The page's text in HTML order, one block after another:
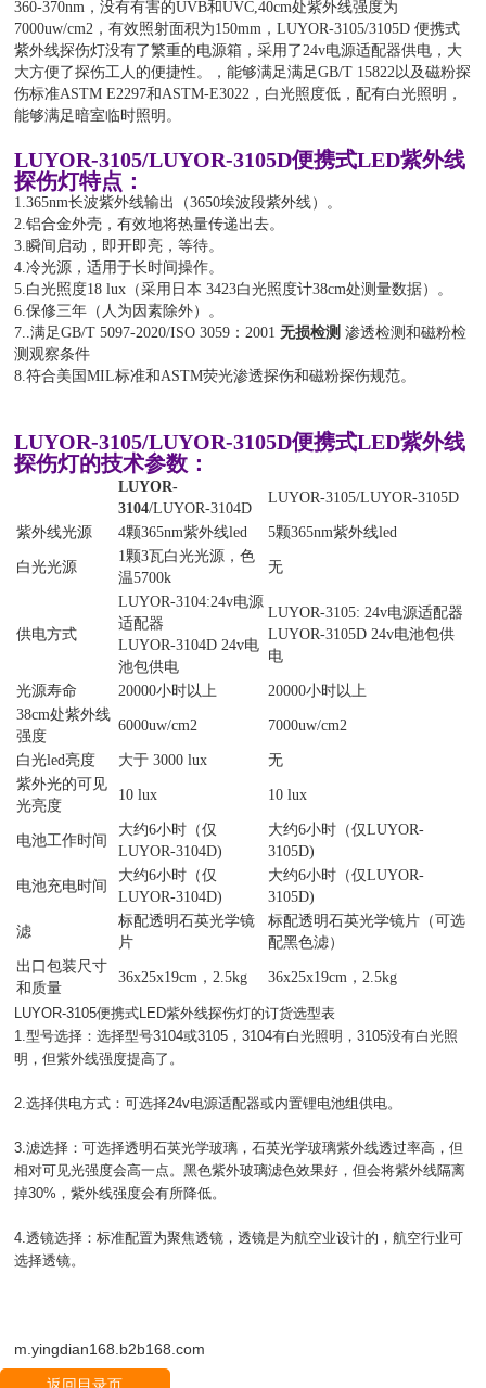
360-370nm，没有有害的UVB和UVC,40cm处紫外线强度为
7000uw/cm2，有效照射面积为150mm，LUYOR-3105/3105D 便携式
紫外线探伤灯没有了繁重的电源箱，采用了24v电源适配器供电，大
大方便了探伤工人的便捷性。，能够满足满足GB/T 15822以及磁粉探
伤标准ASTM E2297和ASTM-E3022，白光照度低，配有白光照明，
能够满足暗室临时照明。
LUYOR-3105/LUYOR-3105D便携式LED紫外线
探伤灯特点：
1.365nm长波紫外线输出（3650埃波段紫外线）。
2.铝合金外壳，有效地将热量传递出去。
3.瞬间启动，即开即亮，等待。
4.冷光源，适用于长时间操作。
5.白光照度18 lux（采用日本 3423白光照度计38cm处测量数据）。
6.保修三年（人为因素除外）。
7..满足GB/T 5097-2020/ISO 3059：2001无损检测 渗透检测和磁粉检
测观察条件
8.符合美国MIL标准和ASTM荧光渗透探伤和磁粉探伤规范。
LUYOR-3105/LUYOR-3105D便携式LED紫外线
探伤灯的技术参数：
LUYOR-
3104/LUYOR-3104D
LUYOR-3105/LUYOR-3105D
紫外线光源 4颗365nm紫外线led 5颗365nm紫外线led
白光光源
1颗3瓦白光光源，色
温5700k
无
供电方式
LUYOR-3104:24v电源
适配器
LUYOR-3104D 24v电
池包供电
LUYOR-3105: 24v电源适配器
LUYOR-3105D 24v电池包供
电
光源寿命 20000小时以上
20000小时以上
38cm处紫外线
强度
6000uw/cm2 7000uw/cm2
白光led亮度 大于 3000 lux
无
紫外光的可见
光亮度
10 lux 10 lux
电池工作时间
大约6小时（仅
LUYOR-3104D)
大约6小时（仅LUYOR-
3105D)
电池充电时间
大约6小时（仅
LUYOR-3104D)
大约6小时（仅LUYOR-
3105D)
滤
标配透明石英光学镜
片
标配透明石英光学镜片（可选
配黑色滤）
出口包装尺寸
和质量
36x25x19cm，2.5kg 36x25x19cm，2.5kg
LUYOR-3105便携式LED紫外线探伤灯的订货选型表
1.型号选择：选择型号3104或3105，3104有白光照明，3105没有白光照
明，但紫外线强度提高了。
2.选择供电方式：可选择24v电源适配器或内置锂电池组供电。
3.滤选择：可选择透明石英光学玻璃，石英光学玻璃紫外线透过率高，但
相对可见光强度会高一点。黑色紫外玻璃滤色效果好，但会将紫外线隔离
掉30%，紫外线强度会有所降低。
4.透镜选择：标准配置为聚焦透镜，透镜是为航空业设计的，航空行业可
选择透镜。
m.yingdian168.b2b168.com
返回目录页